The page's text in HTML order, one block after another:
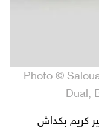
Photo ©
كريم بكداش